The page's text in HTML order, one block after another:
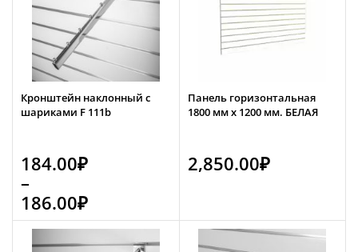
Кронштейн наклонный с
шариками F 111b
184.00₽
–
186.00₽
Панель горизонтальная
1800 мм х 1200 мм. БЕЛАЯ
2,850.00₽